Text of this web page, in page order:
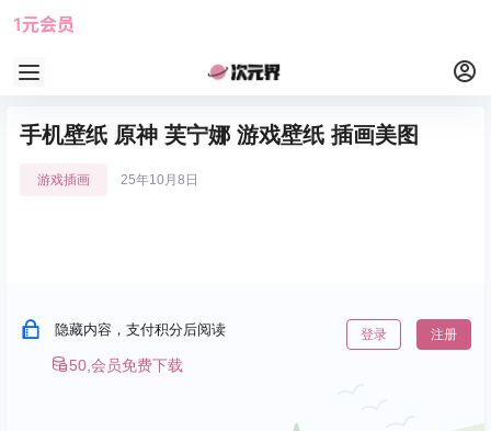
1元会员
手机壁纸 原神 芙宁娜 游戏壁纸 插画美图
游戏插画 25年10月8日
隐藏内容，支付积分后阅读
50,会员免费下载
登录 注册